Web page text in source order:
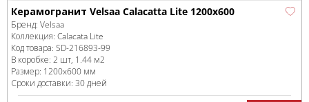
Керамогранит Velsaa Calacatta Lite 1200x600
Бренд: Velsaa
Коллекция: Calacata Lite
Код товара: SD-216893-99
В коробке: 2 шт, 1.44 м2
Размер: 1200x600 мм
Сроки доставки: 30 дней